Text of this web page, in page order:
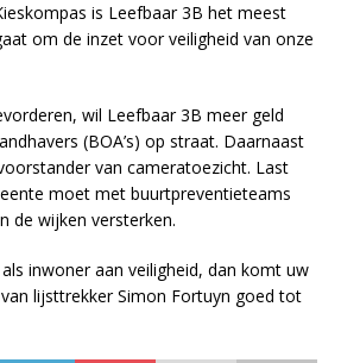
is Leefbaar 3B het meest
om de inzet voor veiligheid van onze
wil Leefbaar 3B meer geld
(BOA’s) op straat. Daarnaast
van cameratoezicht. Last
moet met buurtpreventieteams
de wijken versterken.
inwoner aan veiligheid, dan komt uw
lijsttrekker Simon Fortuyn goed tot